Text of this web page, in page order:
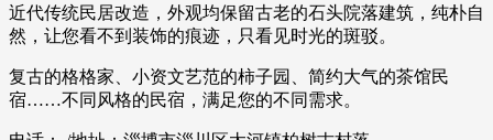
近代传统民居改造，外观均保留古老的石头院落建筑，纯朴自
然，让您看不到装饰的痕迹，只看见时光的斑驳。
复古的格格家、小资文艺范的柿子园、简约大气的茶馆民
宿……不同风格的民宿，满足您的不同需求。